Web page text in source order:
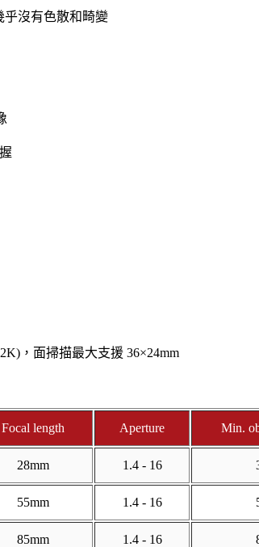
乎沒有色散和畸變
，面掃描最大支援 36×24mm
Focal length Aperture Min.
28mm 1.4 - 16
55mm 1.4 - 16
85mm 1.4 - 16